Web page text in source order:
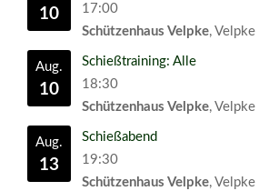
10
17:00
Schützenhaus Velpke, Velpke
Aug.
10
Schießtraining: Alle
18:30
Schützenhaus Velpke, Velpke
Aug.
13
Schießabend
19:30
Schützenhaus Velpke, Velpke